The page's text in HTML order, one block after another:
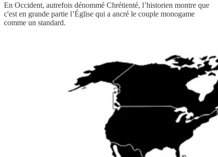
En Occident, autrefois dénommé Chrétienté, l’historien montre que
c'est en grande partie l’Église qui a ancré le couple monogame
comme un standard.